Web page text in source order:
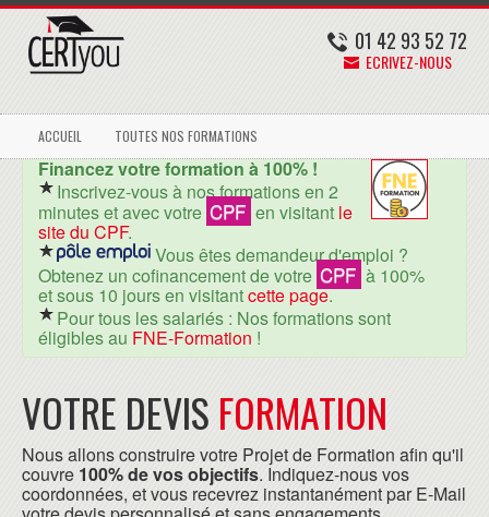
01 42 93 52 72
ECRIVEZ-NOUS
ACCUEIL TOUTES NOS FORMATIONS
Financez votre formation à 100% !
Inscrivez-vous à nos formations en 2
minutes et avec votre CPF en visitant le
site du CPF.
Vous êtes demandeur d'emploi ?
Obtenez un cofinancement de votre CPF à 100%
et sous 10 jours en visitantcette page.
Pour tous les salariés : Nos formations sont
éligibles au FNE-Formation !
VOTRE DEVIS FORMATION
Nous allons construire votre Projet de Formation afin qu'il
couvre 100% de vos objectifs. Indiquez-nous vos
coordonnées, et vous recevrez instantanément par E-Mail